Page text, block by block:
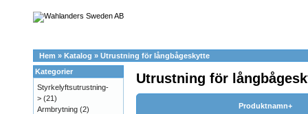
Hem »Katalog »Utrustning för långbågeskytte
Utrustning för
Produktnamn+
Kategorier
Styrkelyftsutrustning-
> (21)
Armbrytning (2)